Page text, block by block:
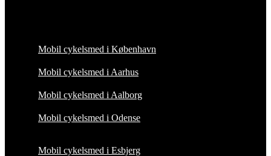
Mobil cykelsmed i København
Mobil cykelsmed i Aarhus
Mobil cykelsmed i Aalborg
Mobil cykelsmed i Odense
Mobil cykelsmed i Esbjerg